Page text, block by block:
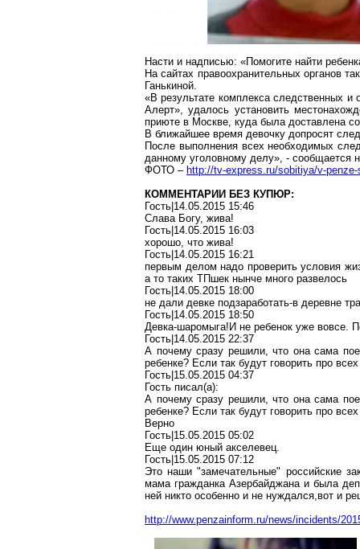
Насти и надписью: «Помогите найти
На сайтах правоохранительных органов
Ганькиной.
«В результате комплекса следственных
Алерт», удалось установить
приюте в Москве, куда была доставлена
В ближайшее время девочку допросят
После выполнения всех необходимых
данному уголовному делу», - сообщается
ФОТО – http://tv-express.ru/sobitiya/v-
КОММЕНТАРИИ БЕЗ КУПЮР:
Гость|14.05.2015 15:46
Слава Богу, жива!
Гость|14.05.2015 16:03
хорошо, что жива!
Гость|14.05.2015 16:21
первым делом надо проверить условия
а то таких ТПшек нынче много развелось
Гость|14.05.2015 18:00
не дали девке подзаработать-в деревне
Гость|14.05.2015 18:50
Девка-шаромыга!И не ребенок уже вовсе.
Гость|14.05.2015 22:37
А почему сразу решили, что она сама
ребенке? Если так будут говорить про
Гость|15.05.2015 04:37
Гость писал(a):
А почему сразу решили, что она сама
ребенке? Если так будут говорить про
Верно
Гость|15.05.2015 05:02
Еще один юный акселевец.
Гость|15.05.2015 07:12
Это наши "замечательные" российские
мама гражданка Азербайджана и была
ней никто особенно и не нуждался,вот и
http://www.penzainform.ru/news/incidents/